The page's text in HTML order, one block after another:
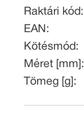
Raktári kód:
EAN:
Kötésmód:
Méret [mm]:
Tömeg [g]: